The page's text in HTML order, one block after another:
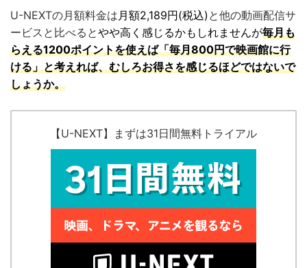
U-NEXTの月額料金は 月額2,189円(税込) と他の動画配信サ
ービスと比べるとやや高く感じるかもしれませんが毎月も
らえる1200ポイントを使えば「毎月800円で映画館に行
ける」と考えれば、むしろお得さを感じるほどではないで
しょうか。
【U-NEXT】まずは31日間無料トライアル